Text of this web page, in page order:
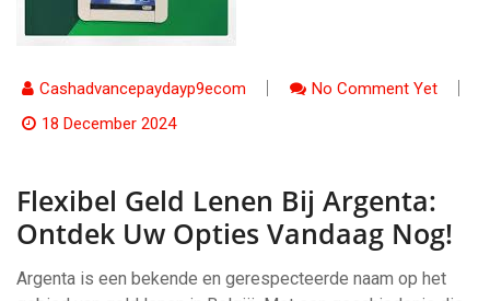
Cashadvancepaydayp9ecom
No Comment Yet
18 December 2024
Flexibel Geld Lenen Bij Argenta:
Ontdek Uw Opties Vandaag Nog!
Argenta is een bekende en gerespecteerde naam op het